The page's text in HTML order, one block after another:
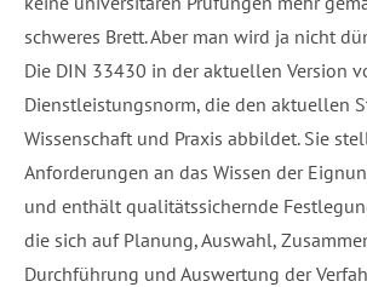
schweres Brett. Aber man wird ja nicht
Die DIN 33430 in der aktuellen Version
Dienstleistungsnorm, die den aktuellen
Wissenschaft und Praxis abbildet. Sie
Anforderungen an das Wissen der
und enthält qualitätssichernde
die sich auf Planung, Auswahl,
Durchführung und Auswertung der